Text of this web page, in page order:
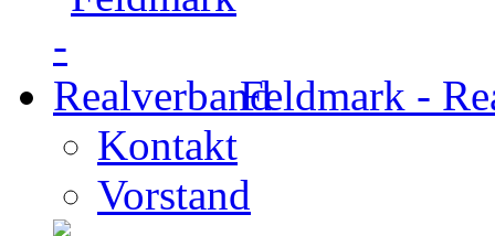
Feldmark -
Kontakt
Vorstand